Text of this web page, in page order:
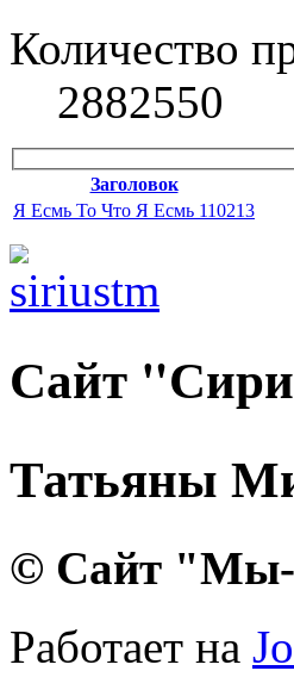
Количество
2882550
Заголовок
Я Есмь То Что Я Есмь 110213
Сайт
Татьяны
© Сайт "Мы-
Работает на